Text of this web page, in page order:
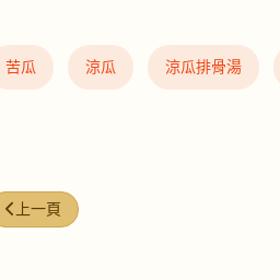
苦瓜 涼瓜 涼瓜排骨湯
上一篇文章: 🍅 番茄（Tomato）
上一頁